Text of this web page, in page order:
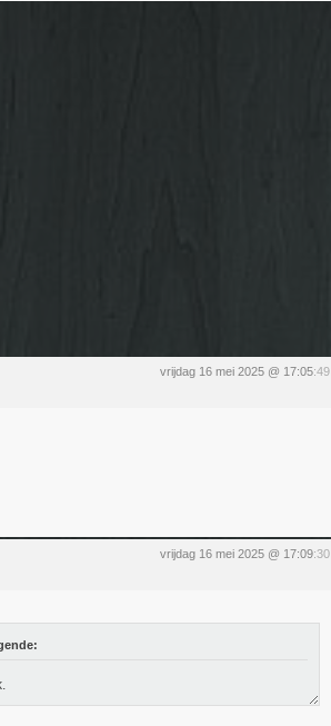
vrijdag 16 mei 2025 @ 17:05:49
vrijdag 16 mei 2025 @ 17:09:30